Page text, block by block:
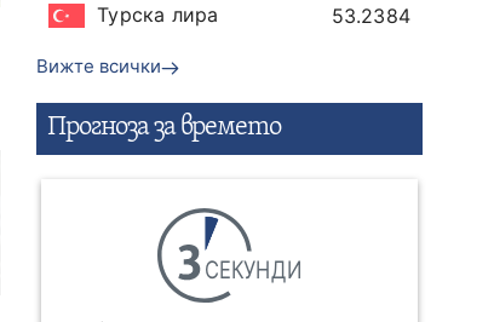
Турска лира
53.2384
Вижте всички
Прогнозa за времето
СЕКУНДИ